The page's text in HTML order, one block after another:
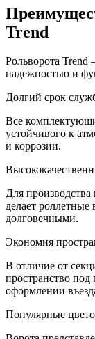
Trend
Рольворота Trend
надежностью и
Долгий срок
Все
устойчивого к
и коррозии.
Для
делает
долговечными.
Экономия
В отличие от
пространство
оформлении
Популярные